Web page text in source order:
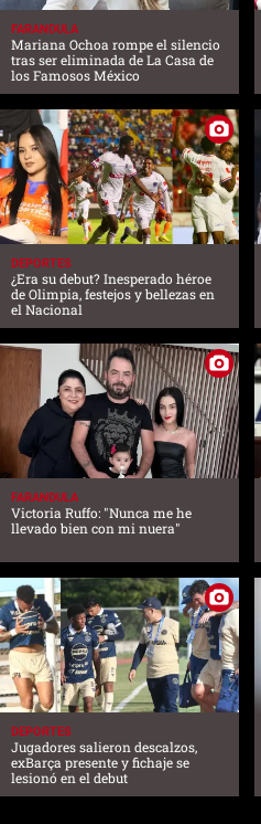
FARANDULA
Mariana Ochoa rompe el silencio
tras ser eliminada de La Casa de
los Famosos México
DEPORTES
¿Era su debut? Inesperado héroe
de Olimpia, festejos y bellezas en
el Nacional
FARANDULA
Victoria Ruffo: "Nunca me he
llevado bien con mi nuera"
DEPORTES
Jugadores salieron descalzos,
exBarça presente y fichaje se
lesionó en el debut